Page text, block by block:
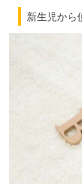
新生児から